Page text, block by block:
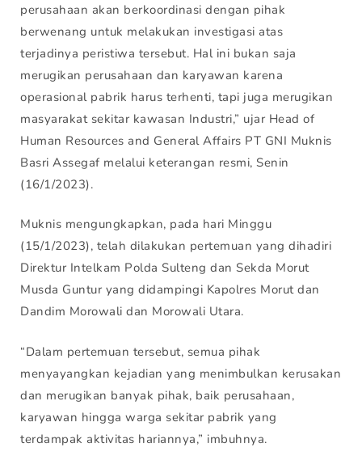
perusahaan akan berkoordinasi dengan pihak
berwenang untuk melakukan investigasi atas
terjadinya peristiwa tersebut. Hal ini bukan saja
merugikan perusahaan dan karyawan karena
operasional pabrik harus terhenti, tapi juga merugikan
masyarakat sekitar kawasan Industri,” ujar Head of
Human Resources and General Affairs PT GNI Muknis
Basri Assegaf melalui keterangan resmi, Senin
(16/1/2023).
Muknis mengungkapkan, pada hari Minggu
(15/1/2023), telah dilakukan pertemuan yang dihadiri
Direktur Intelkam Polda Sulteng dan Sekda Morut
Musda Guntur yang didampingi Kapolres Morut dan
Dandim Morowali dan Morowali Utara.
“Dalam pertemuan tersebut, semua pihak
menyayangkan kejadian yang menimbulkan kerusakan
dan merugikan banyak pihak, baik perusahaan,
karyawan hingga warga sekitar pabrik yang
terdampak aktivitas hariannya,” imbuhnya.